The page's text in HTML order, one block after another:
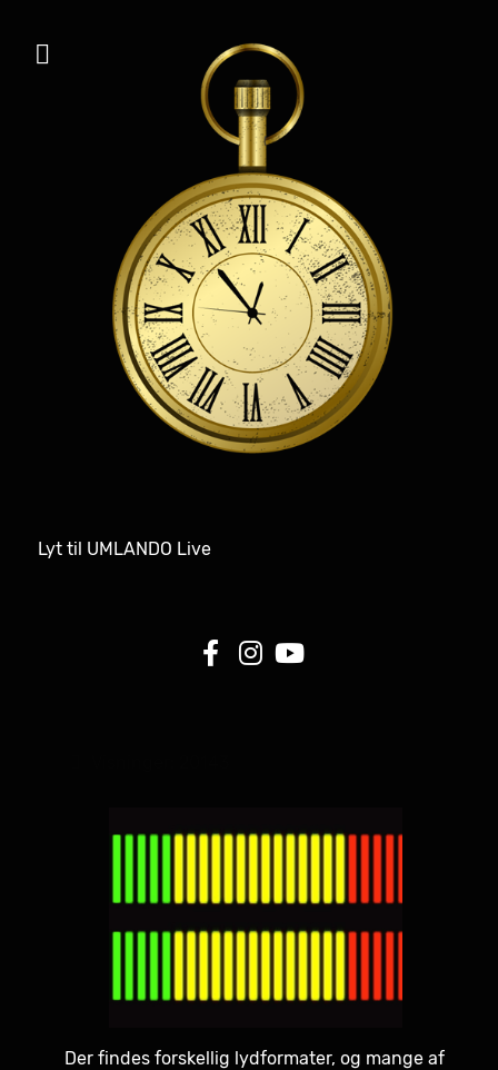
Lyt til UMLANDO Live
Der findes forskellig lydformater, og mange af